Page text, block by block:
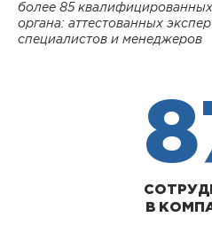
более 85
органа: аттестованных
специалистов и менеджеров
В